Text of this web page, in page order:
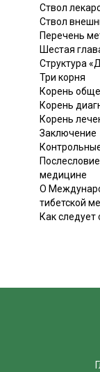
Ствол
Ствол
Перечень
Шестая
Структура
Три корня
Корень
Корень
Корень
Заключение
медицине
О
тибетской
Как следует